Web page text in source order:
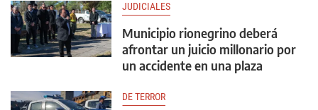
JUDICIALES
Municipio rionegrino deberá
afrontar un juicio millonario por
un accidente en una plaza
DE TERROR